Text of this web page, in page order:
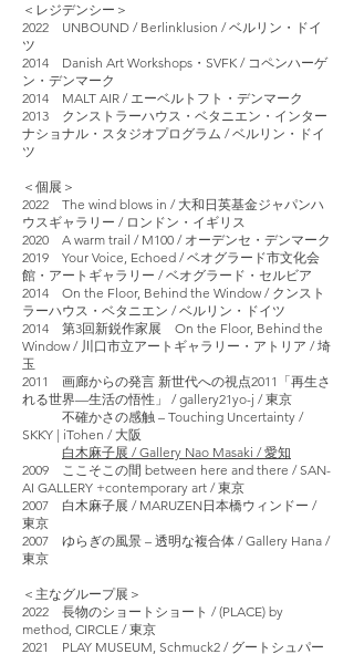
＜レジデンシー＞
2022 UNBOUND / Berlinklusion / ベルリン・ドイ
ツ
2014 Danish Art Workshops・SVFK / コペンハーゲ
ン・デンマーク
2014 MALT AIR / エーベルトフト・デンマーク
2013 クンストラーハウス・ベタニエン・インター
ナショナル・スタジオプログラム / ベルリン・ドイ
ツ
＜個展＞
2022 The wind blows in / 大和日英基金ジャパンハ
ウスギャラリー / ロンドン・イギリス
2020 A warm trail / M100 / オーデンセ・デンマーク
2019 Your Voice, Echoed / ベオグラード市文化会
館・アートギャラリー / ベオグラード・セルビア
2014 On the Floor, Behind the Window / クンスト
ラーハウス・ベタニエン / ベルリン・ドイツ
2014 第3回新鋭作家展 On the Floor, Behind the
Window / 川口市立アートギャラリー・アトリア / 埼
玉
2011 画廊からの発言 新世代への視点2011「再生さ
れる世界—生活の悟性」 / gallery21yo-j / 東京
不確かさの感触 – Touching Uncertainty /
SKKY | iTohen / 大阪
白木麻子展 / Gallery Nao Masaki / 愛知
2009 ここそこの間 between here and there / SAN-
AI GALLERY +contemporary art / 東京
2007 白木麻子展 / MARUZEN日本橋ウィンドー /
東京
2007 ゆらぎの風景 – 透明な複合体 / Gallery Hana /
東京
＜主なグループ展＞
2022 長物のショートショート / (PLACE) by
method, CIRCLE / 東京
2021 PLAY MUSEUM, Schmuck2 / グートシュパー